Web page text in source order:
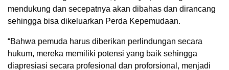
mendukung dan secepatnya akan dibahas dan dirancang
sehingga bisa dikeluarkan Perda Kepemudaan.
“Bahwa pemuda harus diberikan perlindungan secara
hukum, mereka memiliki potensi yang baik sehingga
diapresiasi secara profesional dan proforsional, menjadi